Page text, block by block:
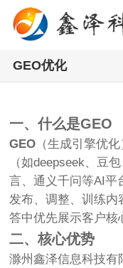
GEO优化
一、什么是GEO
GEO （生成引擎优
（如deepseek、豆
言、通义千问等AI平
发布、调整、训练内
答中优先展示客户核
二、核心优势
滁州鑫泽信息科技有